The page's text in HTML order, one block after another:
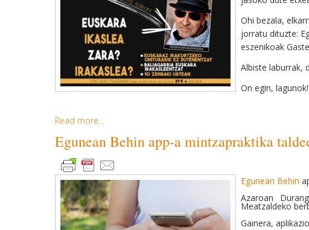
Ohi bezala,
jorratu dituzte:
eszenikoak
Albiste laburrak,
On egin, lagunok!
Read more...
Egunean Behin app-a mintzapraktika
Egunean Behin
Azaroan
Meatzaldeko
Gainera,